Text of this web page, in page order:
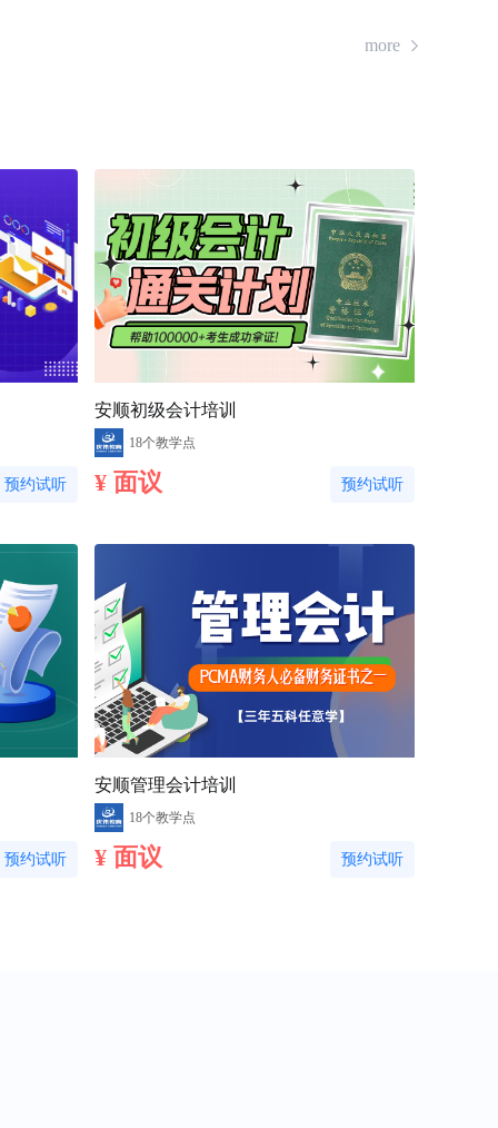
more
预约试听
安顺初级会计培训
18个教学点
¥ 面议 预约试听
预约试听
安顺管理会计培训
18个教学点
¥ 面议 预约试听